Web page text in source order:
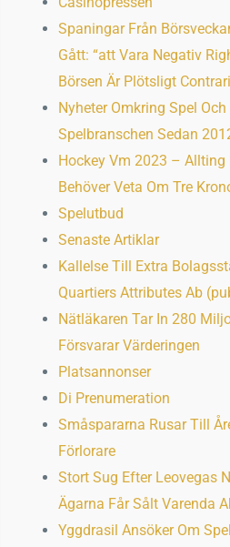
Spaningar Från
Gått: “att Vara Negativ
Börsen Är Plötsligt
Nyheter Omkring Spel Och
Spelbranschen Sedan
Hockey Vm 2023 – Allting
Behöver Veta Om Tre
Spelutbud
Senaste Artiklar
Kallelse Till Extra
Quartiers Attributes Ab
Nätläkaren Tar In 280
Försvarar Värderingen
Platsannonser
Di Prenumeration
Småspararna Rusar Till
Förlorare
Stort Sug Efter Leovegas
Ägarna Får Sålt Varenda
Yggdrasil Ansöker Om